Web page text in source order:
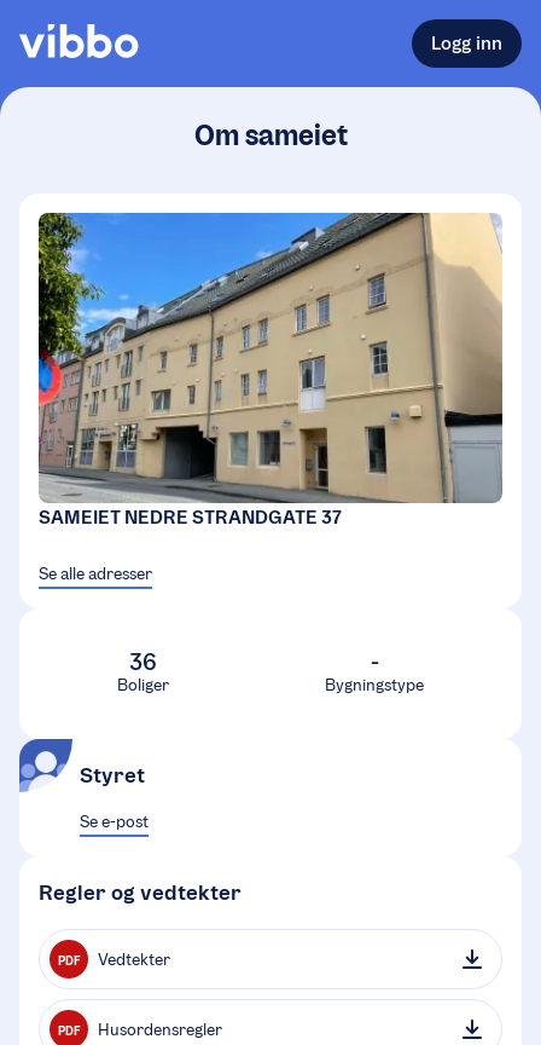
Logg inn
Om sameiet
SAMEIET NEDRE STRANDGATE 37
Se alle adresser
36
Boliger
-
Bygningstype
Styret
Se e-post
Regler og vedtekter
PDF Vedtekter
PDF Husordensregler